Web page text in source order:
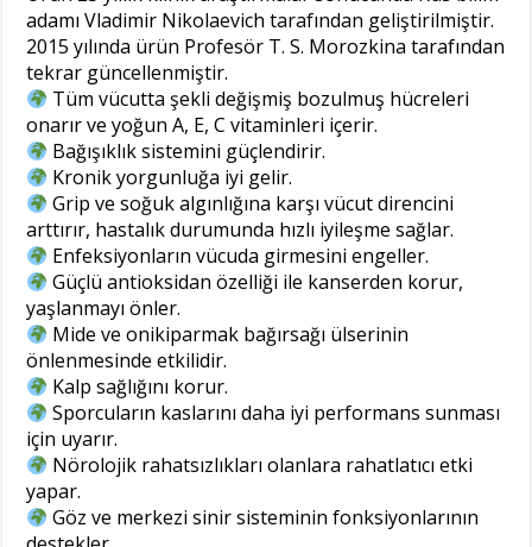
adamı Vladimir Nikolaevich tarafından geliştirilmiştir.
2015 yılında ürün Profesör T. S. Morozkina tarafından
tekrar güncellenmiştir.
Tüm vücutta şekli değişmiş bozulmuş hücreleri
onarır ve yoğun A, E, C vitaminleri içerir.
Bağışıklık sistemini güçlendirir.
Kronik yorgunluğa iyi gelir.
Grip ve soğuk algınlığına karşı vücut direncini
arttırır, hastalık durumunda hızlı iyileşme sağlar.
Enfeksiyonların vücuda girmesini engeller.
Güçlü antioksidan özelliği ile kanserden korur,
yaşlanmayı önler.
Mide ve onikiparmak bağırsağı ülserinin
önlenmesinde etkilidir.
Kalp sağlığını korur.
Sporcuların kaslarını daha iyi performans sunması
için uyarır.
Nörolojik rahatsızlıkları olanlara rahatlatıcı etki
yapar.
Göz ve merkezi sinir sisteminin fonksiyonlarının